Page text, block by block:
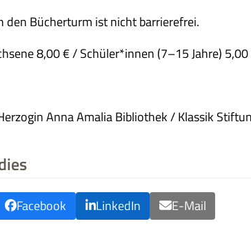
den Bücher­turm ist nicht barrierefrei.
8,00 € / Schüler*innen (7–15 Jahre)
Anna Ama­lia Biblio­thek / Klas­sik
Facebook LinkedIn E-Mail